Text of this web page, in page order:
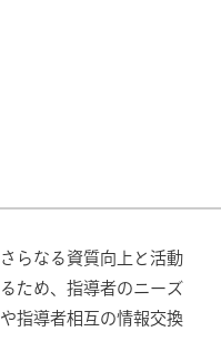
らなる資質向上と活動
ため、指導者のニーズ
指導者相互の情報交換